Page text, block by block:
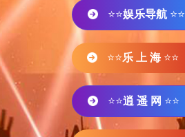
⭐⭐娱乐导航 ⭐⭐
⭐⭐乐 上 海 ⭐⭐
⭐⭐逍 遥 网 ⭐⭐